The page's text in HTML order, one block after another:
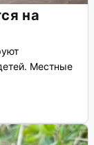
на
Местные